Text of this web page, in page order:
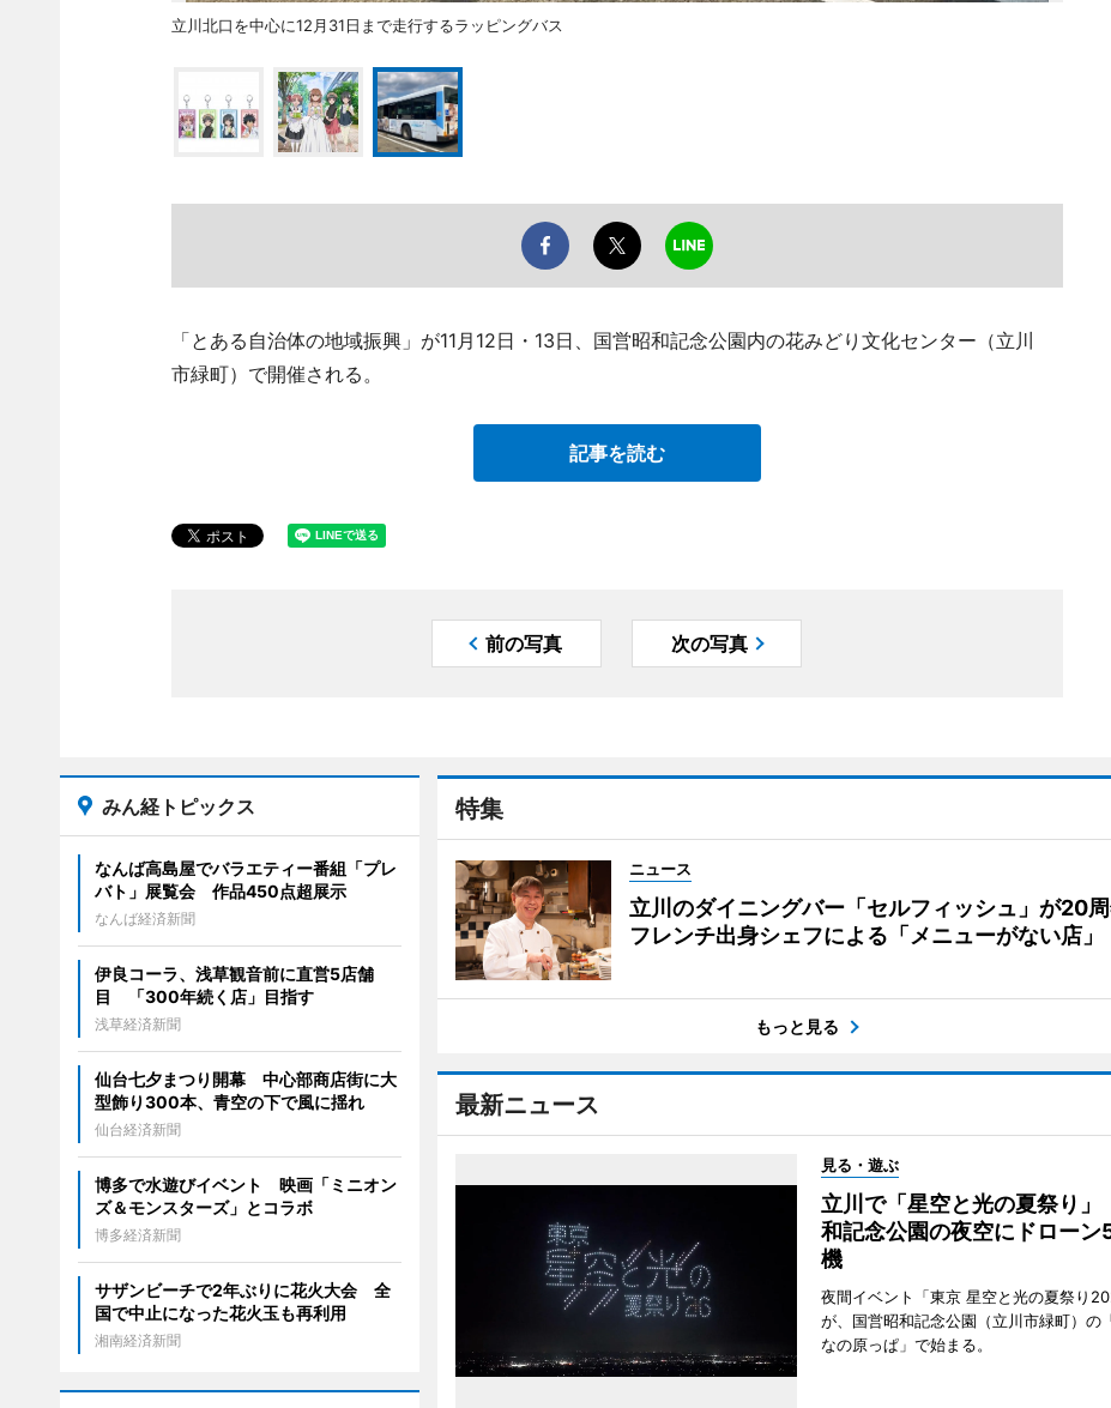
立川北口を中心に12月31日まで走行するラッピングバス
「とある自治体の地域振興」が11月12日・13日、国営昭和記念公園内の花みどり文化センター（立川
市緑町）で開催される。
記事を読む
前の写真 次の写真
特集
ニュース
立川のダイニングバー「セルフィッシュ」が20
フレンチ出身シェフによる「メニューがない店」
もっと見る
最新ニュース
見る・遊ぶ
立川で「星空と光の夏祭り
和記念公園の夜空にドロー
機
夜間イベント「東京 星空と光の夏祭り
が、国営昭和記念公園（立川市緑町）の
なの原っぱ」で始まる。
みん経トピックス
なんば高島屋でバラエティー番組「プレ
バト」展覧会 作品450点超展示
なんば経済新聞
伊良コーラ、浅草観音前に直営5店舗
目 「300年続く店」目指す
浅草経済新聞
仙台七夕まつり開幕 中心部商店街に大
型飾り300本、青空の下で風に揺れ
仙台経済新聞
博多で水遊びイベント 映画「ミニオン
ズ＆モンスターズ」とコラボ
博多経済新聞
サザンビーチで2年ぶりに花火大会 全
国で中止になった花火玉も再利用
湘南経済新聞